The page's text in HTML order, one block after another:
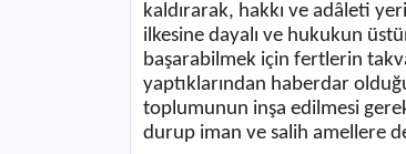
kaldırarak, hakkı ve adâleti
ilkesine dayalı ve hukukun
başarabilmek için fertlerin
yaptıklarından haberdar
toplumunun inşa edilmesi
durup iman ve salih amellere